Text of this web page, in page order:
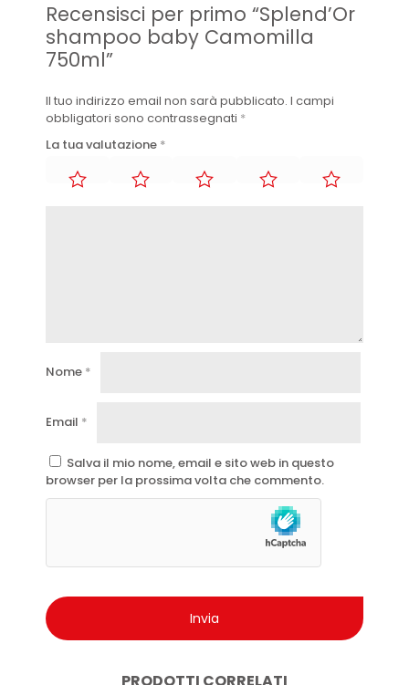
Recensisci per primo “Splend’Or
shampoo baby Camomilla
750ml”
Il tuo indirizzo email non sarà pubblicato. I campi
obbligatori sono contrassegnati *
La tua valutazione *
Nome *
Email *
Salva il mio nome, email e sito web in questo
browser per la prossima volta che commento.